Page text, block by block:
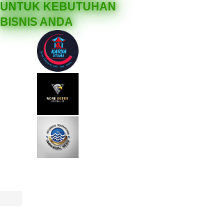
UNTUK KEBUTUHAN
BISNIS ANDA